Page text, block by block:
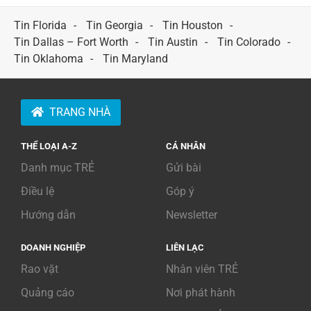
Tin Florida
Tin Georgia
Tin Houston
Tin Dallas – Fort Worth
Tin Austin
Tin Colorado
Tin Oklahoma
Tin Maryland
TRANG NHÀ
THỂ LOẠI A-Z
Danh mục TRẺ
Điều lệ
Hướng dẫn
CÁ NHÂN
Gửi bài
Góp ý
Newsletter
DOANH NGHIỆP
Rao vặt
Quảng cáo
LIÊN LẠC
Nhân viên TRẺ
Nơi phát hành